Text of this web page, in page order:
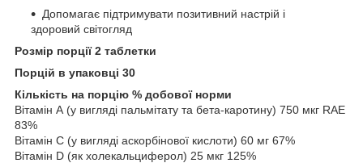
Допомагає підтримувати позитивний настрій і
здоровий світогляд
Розмір порції 2 таблетки
Порцій в упаковці 30
Кількість на порцію % добової норми
Вітамін А (у вигляді пальмітату та бета-каротину) 750 мкг RAE
83%
Вітамін С (у вигляді аскорбінової кислоти) 60 мг 67%
Вітамін D (як холекальциферол) 25 мкг 125%